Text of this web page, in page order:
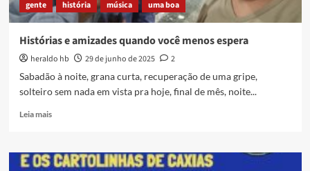
gente história música uma boa
Histórias e amizades quando você menos espera
heraldo hb 29 de junho de 2025
2
Sabadão à noite, grana curta, recuperação de uma gripe,
solteiro sem nada em vista pra hoje, final de mês, noite...
Leia maisRead
Histórias
e